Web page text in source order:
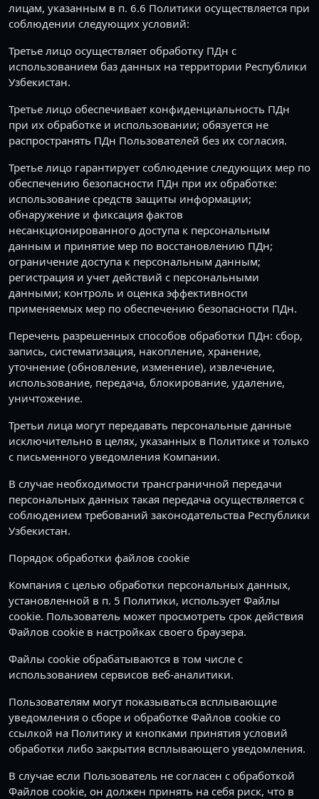
лицам, указанным в п. 6.6 Политики осуществляется при
соблюдении следующих условий:
Третье лицо осуществляет обработку ПДн с
использованием баз данных на территории Республики
Узбекистан.
Третье лицо обеспечивает конфиденциальность ПДн
при их обработке и использовании; обязуется не
распространять ПДн Пользователей без их согласия.
Третье лицо гарантирует соблюдение следующих мер по
обеспечению безопасности ПДн при их обработке:
использование средств защиты информации;
обнаружение и фиксация фактов
несанкционированного доступа к персональным
данным и принятие мер по восстановлению ПДн;
ограничение доступа к персональным данным;
регистрация и учет действий с персональными
данными; контроль и оценка эффективности
применяемых мер по обеспечению безопасности ПДн.
Перечень разрешенных способов обработки ПДн: сбор,
запись, систематизация, накопление, хранение,
уточнение (обновление, изменение), извлечение,
использование, передача, блокирование, удаление,
уничтожение.
Третьи лица могут передавать персональные данные
исключительно в целях, указанных в Политике и только
с письменного уведомления Компании.
В случае необходимости трансграничной передачи
персональных данных такая передача осуществляется с
соблюдением требований законодательства Республики
Узбекистан.
Порядок обработки файлов cookie
Компания с целью обработки персональных данных,
установленной в п. 5 Политики, использует Файлы
cookie. Пользователь может просмотреть срок действия
Файлов cookie в настройках своего браузера.
Файлы cookie обрабатываются в том числе с
использованием сервисов веб-аналитики.
Пользователям могут показываться всплывающие
уведомления о сборе и обработке Файлов cookie со
ссылкой на Политику и кнопками принятия условий
обработки либо закрытия всплывающего уведомления.
В случае если Пользователь не согласен с обработкой
Файлов cookie, он должен принять на себя риск, что в